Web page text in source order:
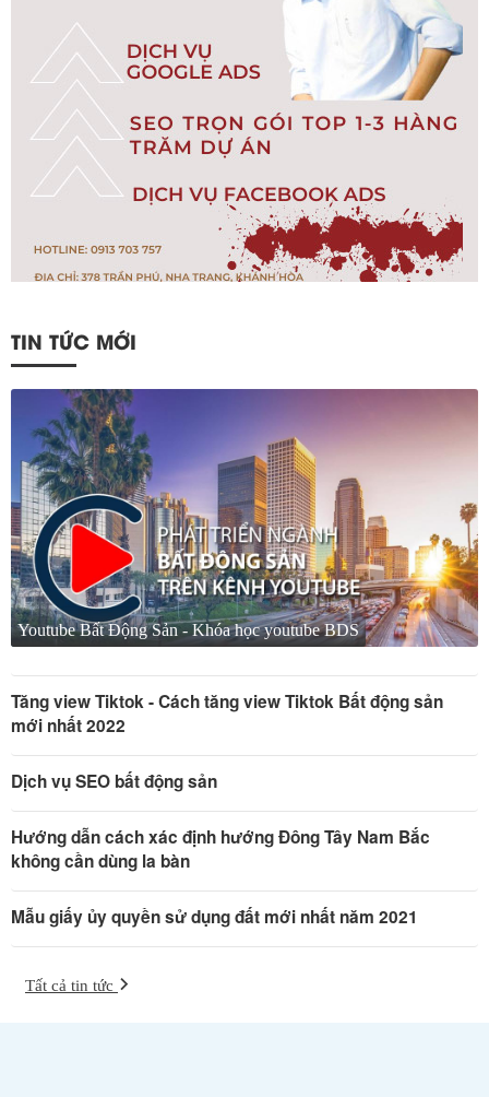
TIN TỨC MỚI
Youtube Bất Động Sản - Khóa học youtube BDS
Tăng view Tiktok - Cách tăng view Tiktok Bất động sản
mới nhất 2022
Dịch vụ SEO bất động sản
Hướng dẫn cách xác định hướng Đông Tây Nam Bắc
không cần dùng la bàn
Mẫu giấy ủy quyền sử dụng đất mới nhất năm 2021
Tất cả tin tức